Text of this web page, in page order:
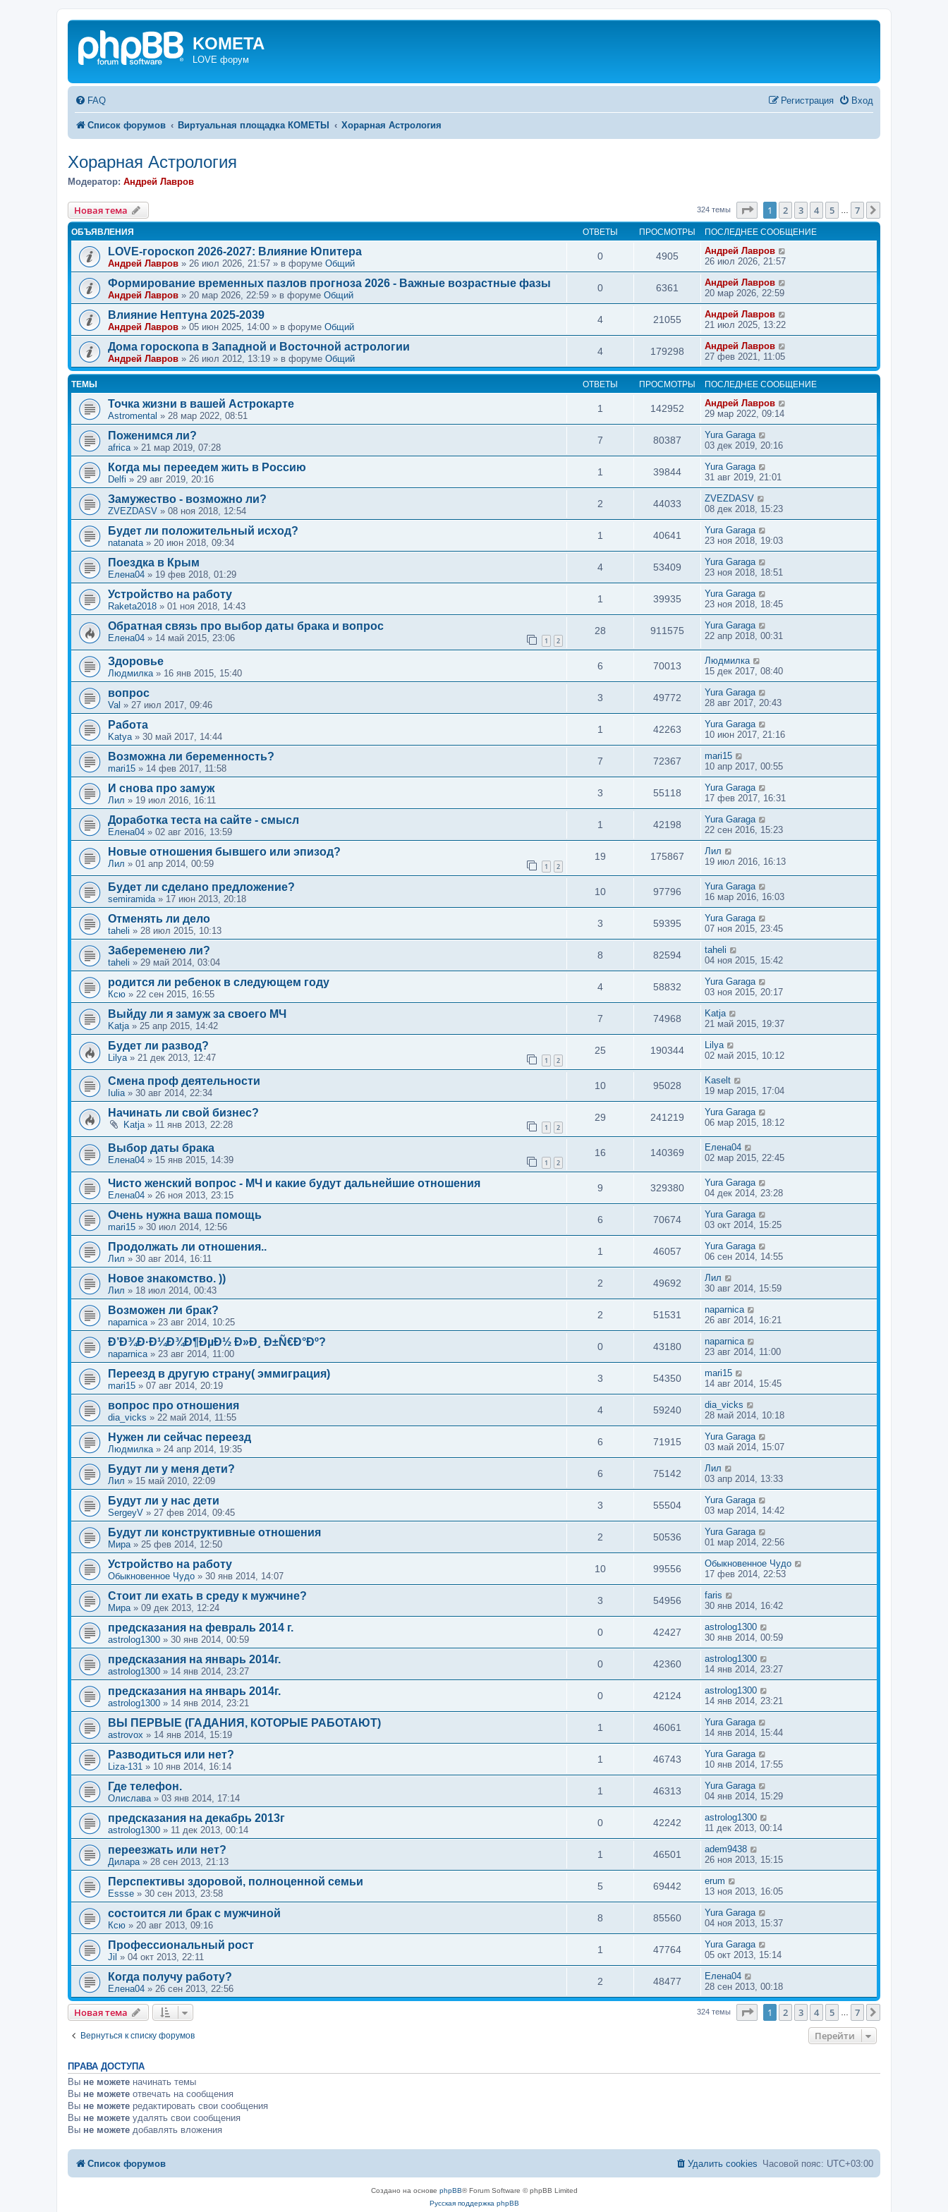
KOMETA
LOVE форум
FAQ Вход
Регистрация
Список форумов Виртуальная площадка КОМЕТЫ Хорарная Астрология
Хорарная Астрология
Модератор: Андрей Лавров
Новая тема 324 темы Страница1 из
1 2 3 4 5 7
ОБЪЯВЛЕНИЯ ОТВЕТЫ ПРОСМОТРЫ ПОСЛЕДНЕЕ СООБЩЕНИЕ
LOVE-гороскоп 2026-2027: Влияние Юпитера
Андрей Лавров » 26 июл 2026, 21:57 » в форуме Общий
0 4905
Андрей Лавров
26 июл 2026, 21:57
Формирование временных пазлов прогноза 2026 - Важные возрастные фазы
Андрей Лавров » 20 мар 2026, 22:59 » в форуме Общий
0 6361
Андрей Лавров
20 мар 2026, 22:59
Влияние Нептуна 2025-2039
Андрей Лавров » 05 июн 2025, 14:00 » в форуме Общий
4 21055
Андрей Лавров
21 июл 2025, 13:22
Дома гороскопа в Западной и Восточной астрологии
Андрей Лавров » 26 июл 2012, 13:19 » в форуме Общий
4 179298
Андрей Лавров
27 фев 2021, 11:05
ТЕМЫ ОТВЕТЫ ПРОСМОТРЫ ПОСЛЕДНЕЕ СООБЩЕНИЕ
Точка жизни в вашей Астрокарте
Astromental » 28 мар 2022, 08:51
1 142952
Андрей Лавров
29 мар 2022, 09:14
Поженимся ли?
africa » 21 мар 2019, 07:28
7 80387
Yura Garaga
03 дек 2019, 20:16
Когда мы переедем жить в Россию
Delfi » 29 авг 2019, 20:16
1 39844
Yura Garaga
31 авг 2019, 21:01
Замужество - возможно ли?
ZVEZDASV » 08 ноя 2018, 12:54
2 44033
ZVEZDASV
08 дек 2018, 15:23
Будет ли положительный исход?
natanata » 20 июн 2018, 09:34
1 40641
Yura Garaga
23 ноя 2018, 19:03
Поездка в Крым
Елена04 » 19 фев 2018, 01:29
4 53409
Yura Garaga
23 ноя 2018, 18:51
Устройство на работу
Raketa2018 » 01 ноя 2018, 14:43
1 39935
Yura Garaga
23 ноя 2018, 18:45
Обратная связь про выбор даты брака и вопрос
Елена04 » 14 май 2015, 23:06 1 2
28 911575
Yura Garaga
22 апр 2018, 00:31
Здоровье
Людмилка » 16 янв 2015, 15:40
6 70013
Людмилка
15 дек 2017, 08:40
вопрос
Val » 27 июл 2017, 09:46
3 49772
Yura Garaga
28 авг 2017, 20:43
Работа
Katya » 30 май 2017, 14:44
1 42263
Yura Garaga
10 июн 2017, 21:16
Возможна ли беременность?
mari15 » 14 фев 2017, 11:58
7 72367
mari15
10 апр 2017, 00:55
И снова про замуж
Лил » 19 июл 2016, 16:11
3 55118
Yura Garaga
17 фев 2017, 16:31
Доработка теста на сайте - смысл
Елена04 » 02 авг 2016, 13:59
1 42198
Yura Garaga
22 сен 2016, 15:23
Новые отношения бывшего или эпизод?
Лил » 01 апр 2014, 00:59 1 2
19 175867
Лил
19 июл 2016, 16:13
Будет ли сделано предложение?
semiramida » 17 июн 2013, 20:18
10 97796
Yura Garaga
16 мар 2016, 16:03
Отменять ли дело
taheli » 28 июл 2015, 10:13
3 59395
Yura Garaga
07 ноя 2015, 23:45
Забеременею ли?
taheli » 29 май 2014, 03:04
8 82594
taheli
04 ноя 2015, 15:42
родится ли ребенок в следующем году
Ксю » 22 сен 2015, 16:55
4 58832
Yura Garaga
03 ноя 2015, 20:17
Выйду ли я замуж за своего МЧ
Katja » 25 апр 2015, 14:42
7 74968
Katja
21 май 2015, 19:37
Будет ли развод?
Lilya » 21 дек 2013, 12:47 1 2
25 190344
Lilya
02 май 2015, 10:12
Смена проф деятельности
Iulia » 30 авг 2014, 22:34
10 95028
Kaselt
19 мар 2015, 17:04
Начинать ли свой бизнес?
Katja » 11 янв 2013, 22:28 1 2
29 241219
Yura Garaga
06 мар 2015, 18:12
Выбор даты брака
Елена04 » 15 янв 2015, 14:39 1 2
16 140369
Елена04
02 мар 2015, 22:45
Чисто женский вопрос - МЧ и какие будут дальнейшие отношения
Елена04 » 26 ноя 2013, 23:15
9 329380
Yura Garaga
04 дек 2014, 23:28
Очень нужна ваша помощь
mari15 » 30 июл 2014, 12:56
6 70674
Yura Garaga
03 окт 2014, 15:25
Продолжать ли отношения..
Лил » 30 авг 2014, 16:11
1 46057
Yura Garaga
06 сен 2014, 14:55
Новое знакомство. ))
Лил » 18 июл 2014, 00:43
2 49692
Лил
30 авг 2014, 15:59
Возможен ли брак?
naparnica » 23 авг 2014, 10:25
2 51531
naparnica
26 авг 2014, 16:21
Ð’Ð¾Ð·Ð¼Ð¾Ð¶ÐµÐ½ Ð»Ð¸ Ð±Ñ€Ð°Ðº?
naparnica » 23 авг 2014, 11:00
0 43180
naparnica
23 авг 2014, 11:00
Переезд в другую страну( эммиграция)
mari15 » 07 авг 2014, 20:19
3 54350
mari15
14 авг 2014, 15:45
вопрос про отношения
dia_vicks » 22 май 2014, 11:55
4 59240
dia_vicks
28 май 2014, 10:18
Нужен ли сейчас переезд
Людмилка » 24 апр 2014, 19:35
6 71915
Yura Garaga
03 май 2014, 15:07
Будут ли у меня дети?
Лил » 15 май 2010, 22:09
6 75142
Лил
03 апр 2014, 13:33
Будут ли у нас дети
SergeyV » 27 фев 2014, 09:45
3 55504
Yura Garaga
03 мар 2014, 14:42
Будут ли конструктивные отношения
Мира » 25 фев 2014, 12:50
2 50536
Yura Garaga
01 мар 2014, 22:56
Устройство на работу
Обыкновенное Чудо » 30 янв 2014, 14:07
10 99556
Обыкновенное Чудо
17 фев 2014, 22:53
Стоит ли ехать в среду к мужчине?
Мира » 09 дек 2013, 12:24
3 54956
faris
30 янв 2014, 16:42
предсказания на февраль 2014 г.
astrolog1300 » 30 янв 2014, 00:59
0 42427
astrolog1300
30 янв 2014, 00:59
предсказания на январь 2014г.
astrolog1300 » 14 янв 2014, 23:27
0 42360
astrolog1300
14 янв 2014, 23:27
предсказания на январь 2014г.
astrolog1300 » 14 янв 2014, 23:21
0 42124
astrolog1300
14 янв 2014, 23:21
ВЫ ПЕРВЫЕ (ГАДАНИЯ, КОТОРЫЕ РАБОТАЮТ)
astrovox » 14 янв 2014, 15:19
1 46061
Yura Garaga
14 янв 2014, 15:44
Разводиться или нет?
Liza-131 » 10 янв 2014, 16:14
1 46743
Yura Garaga
10 янв 2014, 17:55
Где телефон.
Олислава » 03 янв 2014, 17:14
1 46313
Yura Garaga
04 янв 2014, 15:29
предсказания на декабрь 2013г
astrolog1300 » 11 дек 2013, 00:14
0 42242
astrolog1300
11 дек 2013, 00:14
переезжать или нет?
Дилара » 28 сен 2013, 21:13
1 46501
adem9438
26 ноя 2013, 15:15
Перспективы здоровой, полноценной семьи
Essse » 30 сен 2013, 23:58
5 69442
erum
13 ноя 2013, 16:05
состоится ли брак с мужчиной
Ксю » 20 авг 2013, 09:16
8 85560
Yura Garaga
04 ноя 2013, 15:37
Профессиональный рост
Jil » 04 окт 2013, 22:11
1 47764
Yura Garaga
05 окт 2013, 15:14
Когда получу работу?
Елена04 » 26 сен 2013, 22:56
2 48477
Елена04
28 сен 2013, 00:18
Новая тема 324 темы Страница1 из
1 2 3 4 5 7
Вернуться к списку форумов Перейти
ПРАВА ДОСТУПА
Вы не можете начинать темы
Вы не можете отвечать на сообщения
Вы не можете редактировать свои сообщения
Вы не можете удалять свои сообщения
Вы не можете добавлять вложения
Список форумов Часовой пояс: UTC+03:00
Удалить cookies
Создано на основе phpBB® Forum Software © phpBB Limited
Русская поддержка phpBB